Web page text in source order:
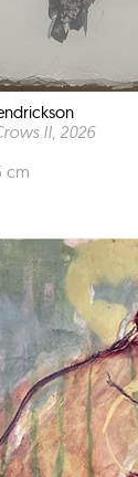
II, 2026
cm